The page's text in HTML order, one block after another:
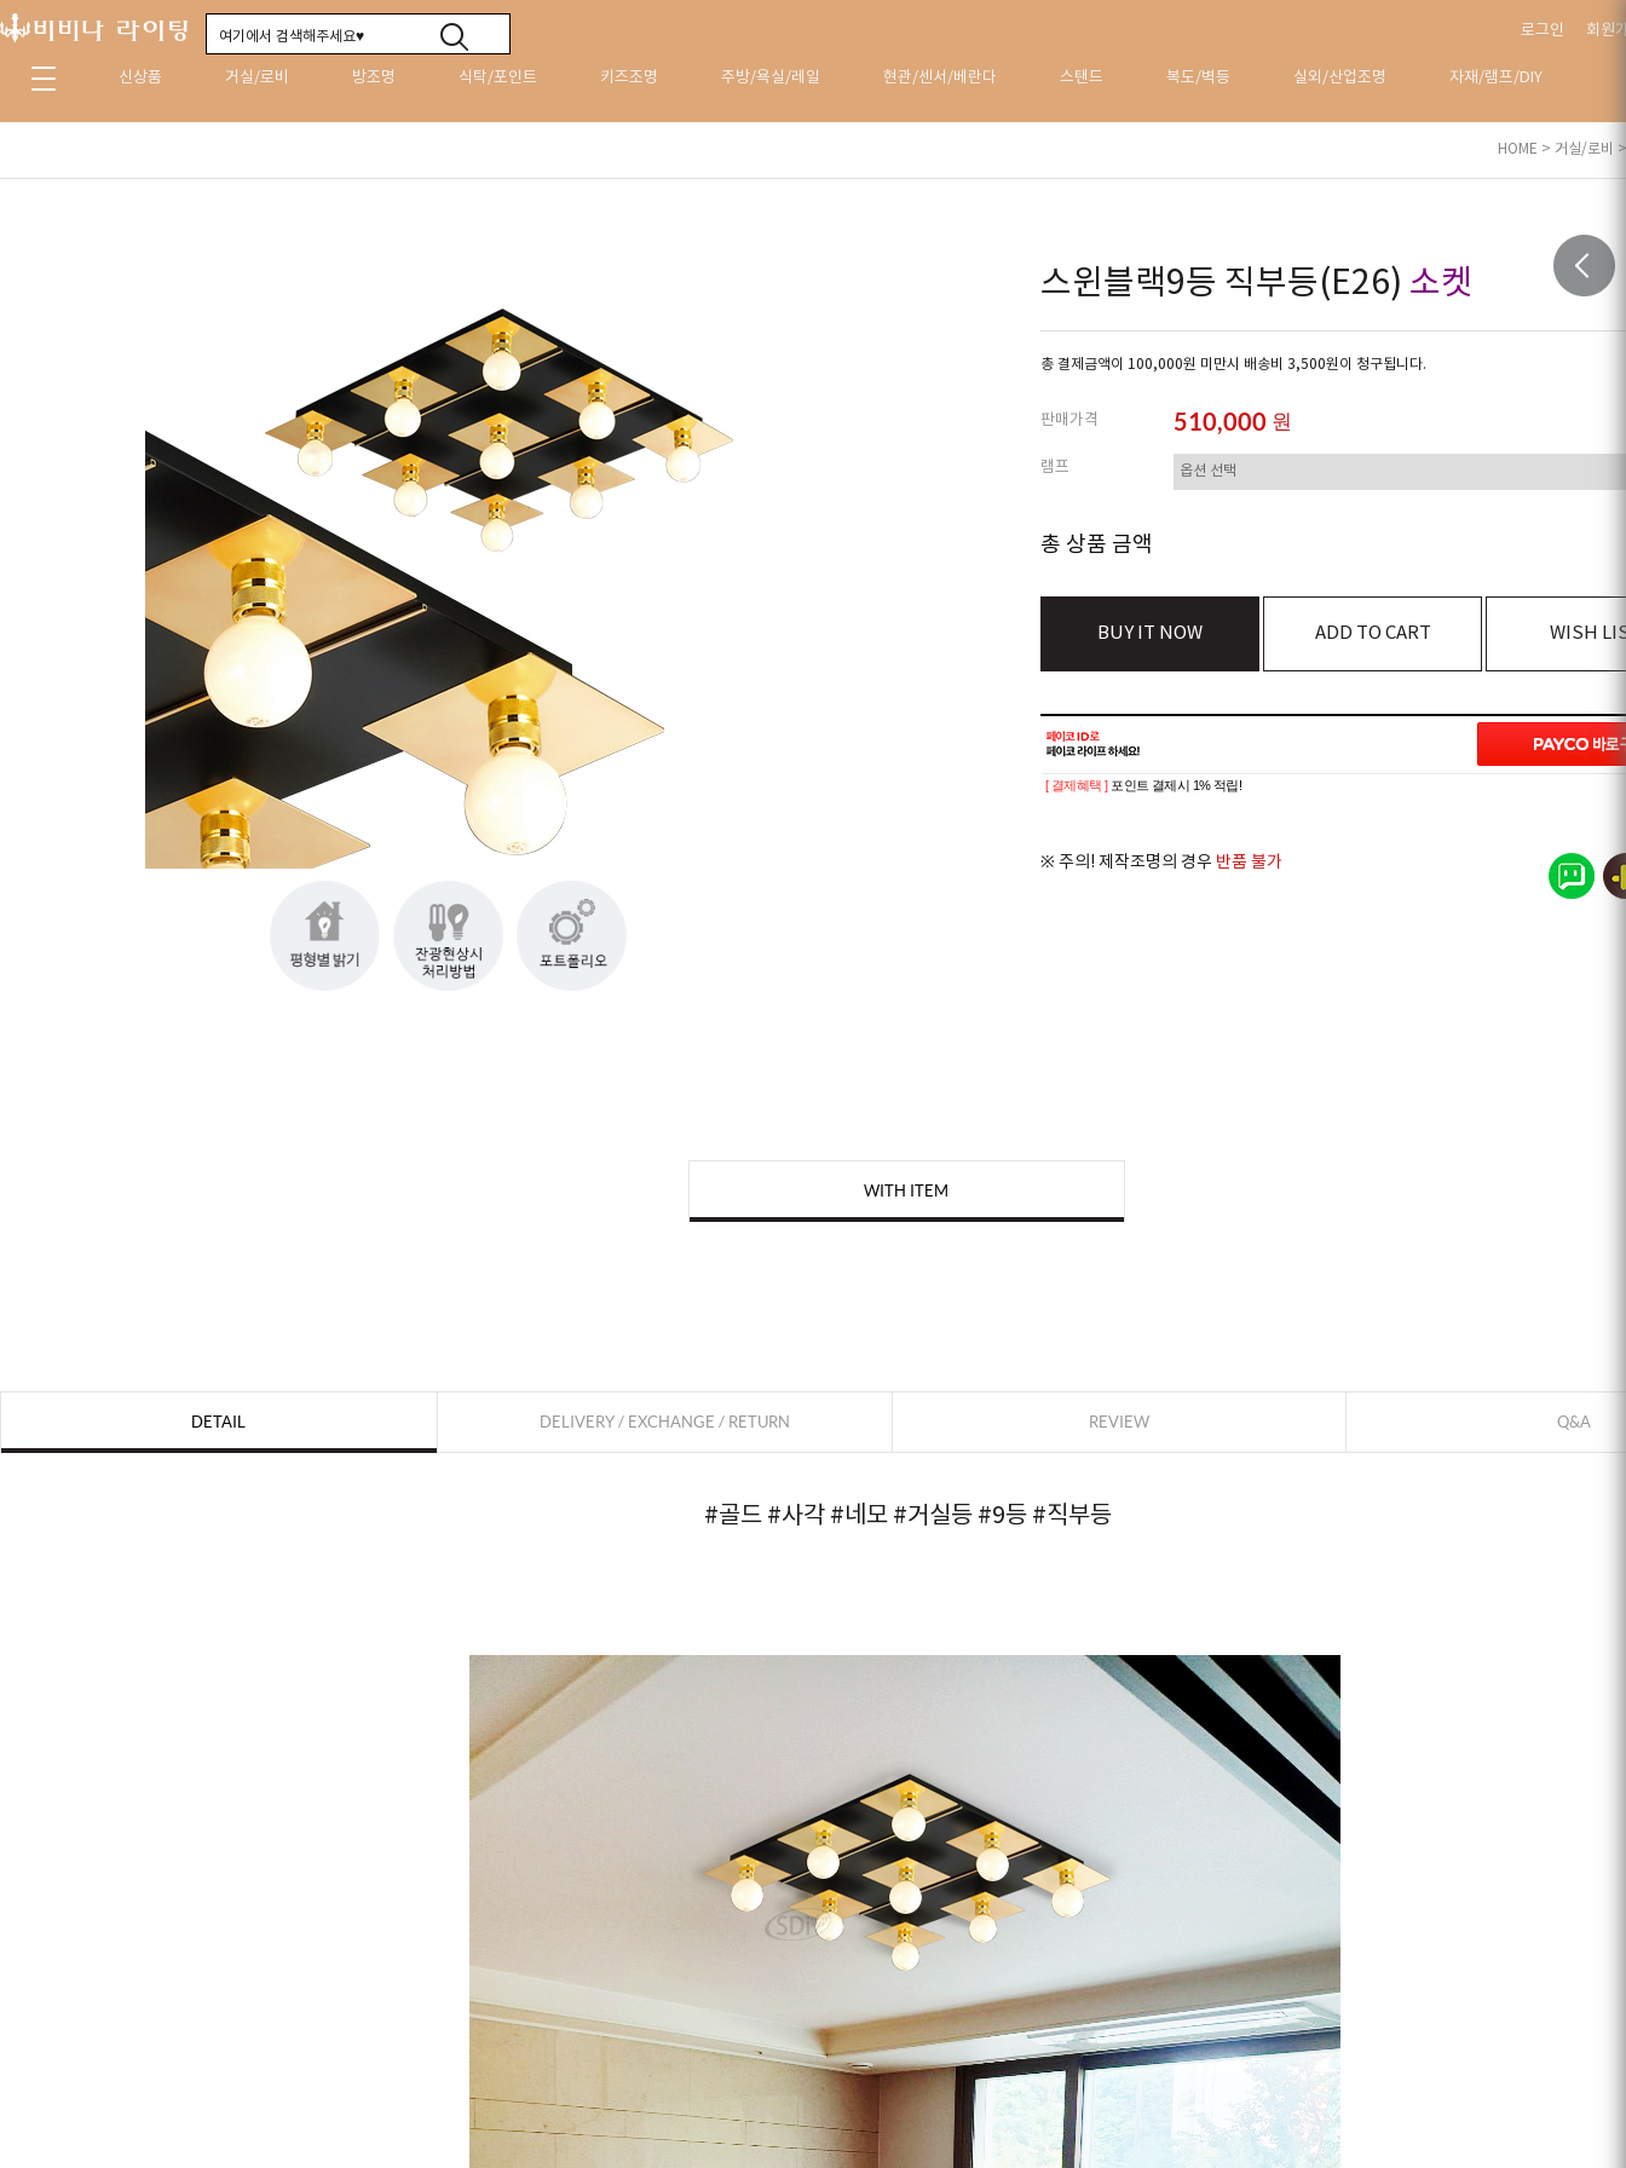
로그인 회원
신상품 거실/로비 방조명 식탁/포인트 키즈조명 주방/욕실/레일 현관/센서/베란다 스탠드 복도/벽등 실외/산업조명 자재/램프/DIY
HOME > 거실/로비
스윈블랙9등 직부등(E26) 소켓
총 결제금액이 100,000원 미만시 배송비 3,500원이 청구됩니다.
판매가격 510,000 원
램프
총 상품 금액
BUY IT NOW ADD TO CART WISH
[ 결제혜택 ] 포인트 결제시 1% 적립!
※ 주의! 제작조명의 경우 반품 불가
WITH ITEM
DETAIL DELIVERY / EXCHANGE / RETURN REVIEW Q&A
#골드 #사각 #네모 #거실등 #9등 #직부등